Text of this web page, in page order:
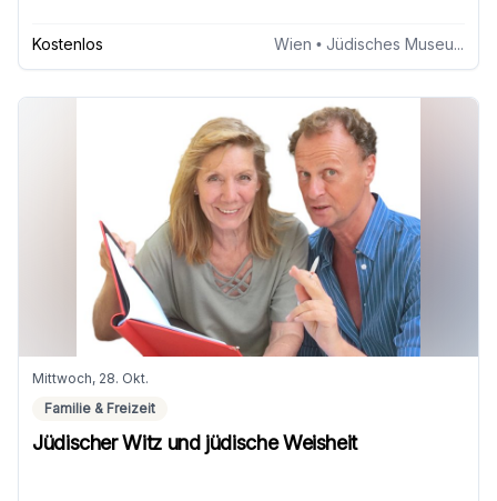
Kostenlos Wien • Jüdisches Museum Wien
Mittwoch, 28. Okt.
Familie & Freizeit
Jüdischer Witz und jüdische Weisheit